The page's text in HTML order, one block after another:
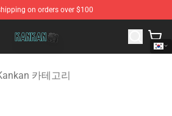
on orders over $100
Kankan Merchandise Shop
카테고리